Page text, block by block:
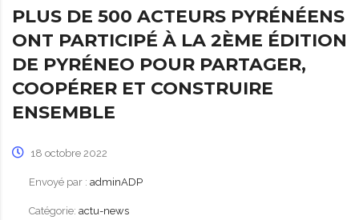
PLUS DE 500 ACTEURS PYRÉNÉENS
ONT PARTICIPÉ À LA 2ÈME ÉDITION
DE PYRÉNEO POUR PARTAGER,
COOPÉRER ET CONSTRUIRE
ENSEMBLE
18 octobre 2022
Envoyé par : adminADP
Catégorie: actu-news